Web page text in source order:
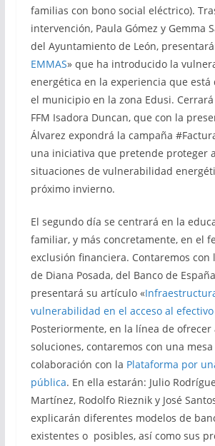
familias con bono social eléctrico).
intervención, Paula Gómez y Gemma
del Ayuntamiento de León,
EMMAS» que ha introducido la
energética en la experiencia que
el municipio en la zona Edusi.
FFM Isadora Duncan, que con la
Álvarez expondrá la campaña
una iniciativa que pretende proteger
situaciones de vulnerabilidad
próximo invierno.
El segundo día se centrará en la
familiar, y más concretamente, en el
exclusión financiera. Contaremos con
de Diana Posada, del Banco de
presentará su artículo «
vulnerabilidad en el acceso al efectivo
Posteriormente, en la línea de
soluciones, contaremos con una
colaboración con la Plataforma por
pública. En ella estarán: Julio
Martínez, Rodolfo Rieznik y José
explicarán diferentes modelos de
existentes o posibles, así como sus